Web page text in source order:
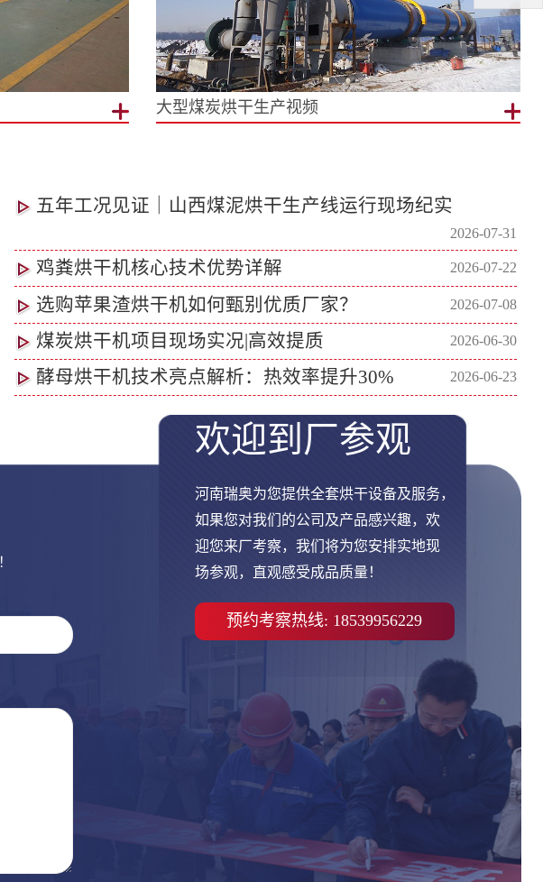
大型煤炭烘干生产视频
五年工况见证｜山西煤泥烘干生产线运行现场纪实
2026-07-31
鸡粪烘干机核心技术优势详解 2026-07-22
选购苹果渣烘干机如何甄别优质厂家？ 2026-07-08
煤炭烘干机项目现场实况|高效提质 2026-06-30
酵母烘干机技术亮点解析：热效率提升30% 2026-06-23
欢迎到厂参观
河南瑞奥为您提供全套烘干设备及服务，
如果您对我们的公司及产品感兴趣，欢
迎您来厂考察，我们将为您安排实地现
场参观，直观感受成品质量！
预约考察热线: 18539956229